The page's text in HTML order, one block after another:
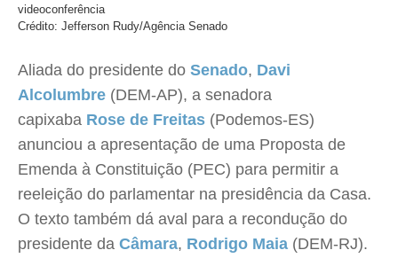
videoconferência
Crédito: Jefferson Rudy/Agência Senado
Aliada do presidente do Senado, Davi
Alcolumbre (DEM-AP), a senadora
capixaba Rose de Freitas (Podemos-ES)
anunciou a apresentação de uma Proposta de
Emenda à Constituição (PEC) para permitir a
reeleição do parlamentar na presidência da Casa.
O texto também dá aval para a recondução do
presidente da Câmara, Rodrigo Maia (DEM-RJ).